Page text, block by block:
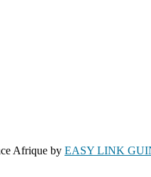
Afrique by EASY LINK